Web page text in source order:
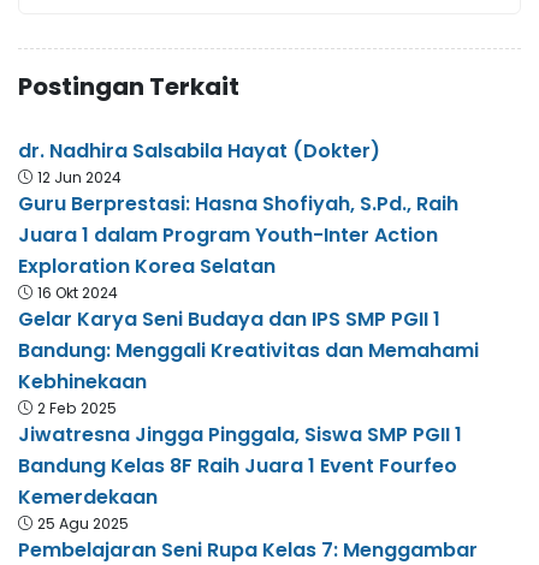
Postingan Terkait
dr. Nadhira Salsabila Hayat (Dokter)
12 Jun 2024
Guru Berprestasi: Hasna Shofiyah, S.Pd., Raih
Juara 1 dalam Program Youth-Inter Action
Exploration Korea Selatan
16 Okt 2024
Gelar Karya Seni Budaya dan IPS SMP PGII 1
Bandung: Menggali Kreativitas dan Memahami
Kebhinekaan
2 Feb 2025
Jiwatresna Jingga Pinggala, Siswa SMP PGII 1
Bandung Kelas 8F Raih Juara 1 Event Fourfeo
Kemerdekaan
25 Agu 2025
Pembelajaran Seni Rupa Kelas 7: Menggambar